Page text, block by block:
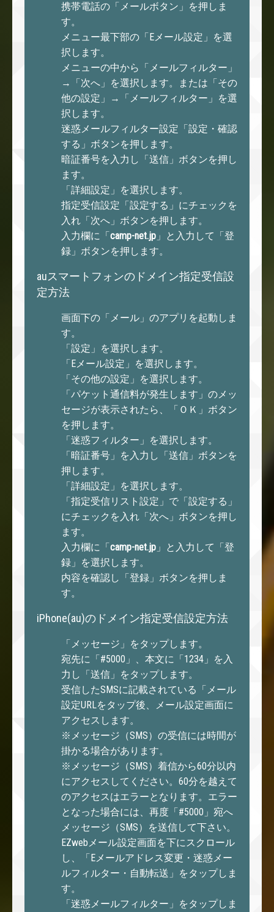
キ
ャ
ン
プ
ネ
ッ
ト
と
は
プ
ラ
イ
バ
シ
ー
ポ
リ
シ
ー
携帯電話の「メールボタン」を押しま
す。
メニュー最下部の「Eメール設定」を選
択します。
メニューの中から「メールフィルター」
→「次へ」を選択します。または「その
他の設定」→「メールフィルター」を選
択します。
迷惑メールフィルター設定「設定・確認
する」ボタンを押します。
暗証番号を入力し「送信」ボタンを押し
ます。
「詳細設定」を選択します。
指定受信設定「設定する」にチェックを
入れ「次へ」ボタンを押します。
入力欄に「camp-net.jp 」と入力して「登
録」ボタンを押します。
auスマートフォンのドメイン指定受信設
定方法
画面下の「メール」のアプリを起動しま
す。
「設定」を選択します。
「Eメール設定」を選択します。
「その他の設定」を選択します。
「パケット通信料が発生します」のメッ
セージが表示されたら、「ＯＫ」ボタン
を押します。
「迷惑フィルター」を選択します。
「暗証番号」を入力し「送信」ボタンを
押します。
「詳細設定」を選択します。
「指定受信リスト設定」で「設定する」
にチェックを入れ「次へ」ボタンを押し
ます。
入力欄に「camp-net.jp 」と入力して「登
録」を選択します。
内容を確認し「登録」ボタンを押しま
す。
iPhone(au)のドメイン指定受信設定方法
「メッセージ」をタップします。
宛先に「#5000」、本文に「1234」を入
力し「送信」をタップします。
受信したSMSに記載されている「メール
設定URLをタップ後、メール設定画面に
アクセスします。
※メッセージ（SMS）の受信には時間が
掛かる場合があります。
※メッセージ（SMS）着信から60分以内
にアクセスしてください。60分を越えて
のアクセスはエラーとなります。エラー
となった場合には、再度「#5000」宛へ
メッセージ（SMS）を送信して下さい。
EZwebメール設定画面を下にスクロール
し、「Eメールアドレス変更・迷惑メー
ルフィルター・自動転送」をタップしま
す。
「迷惑メールフィルター」をタップしま